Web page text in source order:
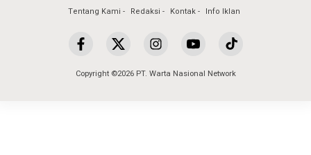
Tentang Kami Redaksi Kontak Info Iklan
Copyright ©2026 PT. Warta Nasional Network